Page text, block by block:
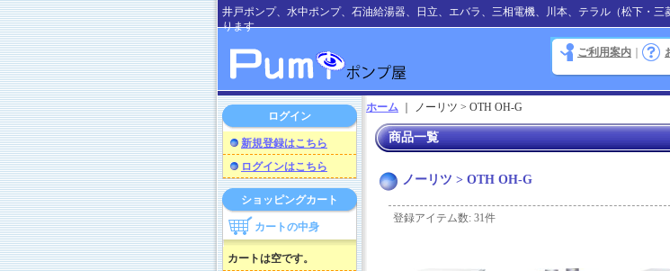
井戸ポンプ、水中ポンプ、石油給湯器、日立、エバラ、三相電機、川本、テラル（松下・
ります
ご利用案内 ｜
ログイン
新規登録はこちら
ログインはこちら
ショッピングカート
カートの中身
カートは空です。
ホーム ノーリツ > OTH OH-G
商品一覧
ノーリツ > OTH OH-G
登録アイテム数: 31件